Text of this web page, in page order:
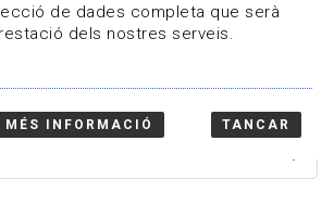
de dades completa que serà
dels nostres serveis.
MÉS INFORMACIÓ TANCAR